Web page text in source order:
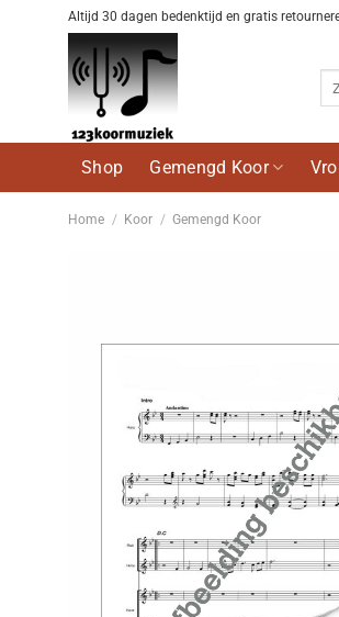
Altijd 30 dagen bedenktijd en gratis
Shop Gemengd Koor
Home / Koor / Gemengd Koor